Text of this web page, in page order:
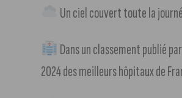
Un ciel couvert toute la
Dans un classement publié
2024 des meilleurs hôpitaux de